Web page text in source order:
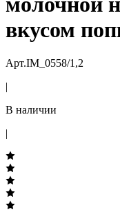
вкусом
Арт.IM_0558/1,2
|
В наличии
|